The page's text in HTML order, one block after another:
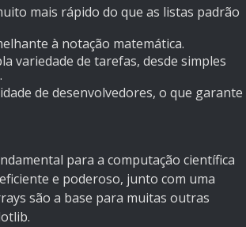
mais rápido do que as listas padrão
à notação matemática.
variedade de tarefas, desde simples
de desenvolvedores, o que garante
para a computação científica
e poderoso, junto com uma
são a base para muitas outras